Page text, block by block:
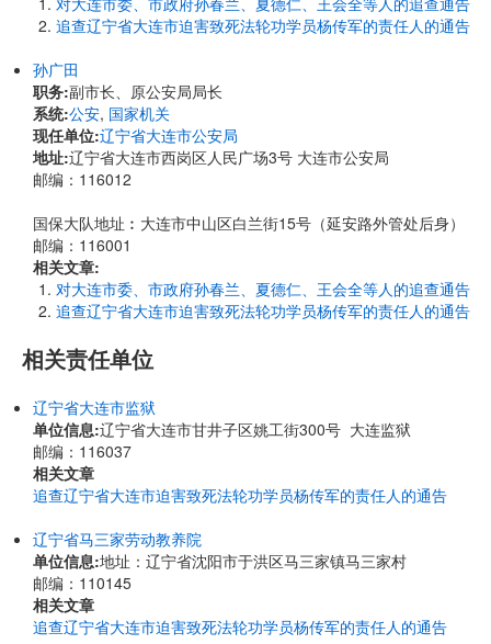
追查辽宁省大连市迫害致死法轮功学员杨传军的责任人的通告
孙广田
职务:副市长、原公安局局长
系统:公安, 国家机关
现任单位:辽宁省大连市公安局
地址:辽宁省大连市西岗区人民广场3号 大连市公安局
邮编：116012
国保大队地址︰大连市中山区白兰街15号（延安路外管处后身）
邮编：116001
相关文章:
对大连市委、市政府孙春兰、夏德仁、王会全等人的追查通告
追查辽宁省大连市迫害致死法轮功学员杨传军的责任人的通告
相关责任单位
辽宁省大连市监狱
单位信息:辽宁省大连市甘井子区姚工街300号 大连监狱
邮编：116037
相关文章
追查辽宁省大连市迫害致死法轮功学员杨传军的责任人的通告
辽宁省马三家劳动教养院
单位信息:地址：辽宁省沈阳市于洪区马三家镇马三家村
邮编：110145
相关文章
追查辽宁省大连市迫害致死法轮功学员杨传军的责任人的通告